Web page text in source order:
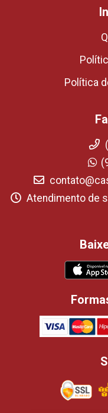
Política
Atendimento de